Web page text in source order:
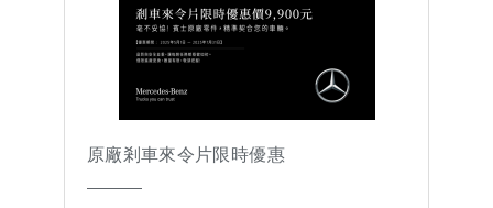
原廠剎車來令片限時優惠